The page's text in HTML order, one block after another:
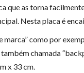
que as torna
Nesta placa é
marca” como por
chamada
x 33 cm.